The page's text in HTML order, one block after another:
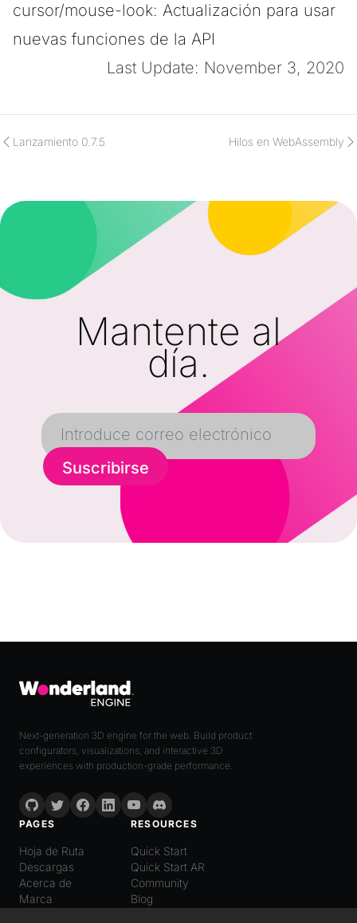
cursor/mouse-look: Actualización para usar
nuevas funciones de la API
Last Update: November 3, 2020
Lanzamiento 0.7.5 Hilos en WebAssembly
Mantente al
día.
Suscribirse
Next-generation 3D engine for the web. Build product
configurators, visualizations, and interactive 3D
experiences with production-grade performance.
PAGES
Hoja de Ruta
Descargas
Acerca de
Marca
RESOURCES
Quick Start
Quick Start AR
Community
Blog